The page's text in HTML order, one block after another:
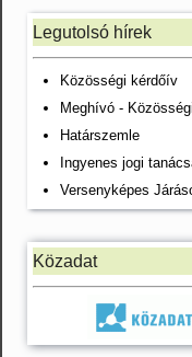
Legutolsó hírek
Közösségi kérdőív
Meghívó -
Határszemle
Ingyenes jogi
Versenyképes
Közadat